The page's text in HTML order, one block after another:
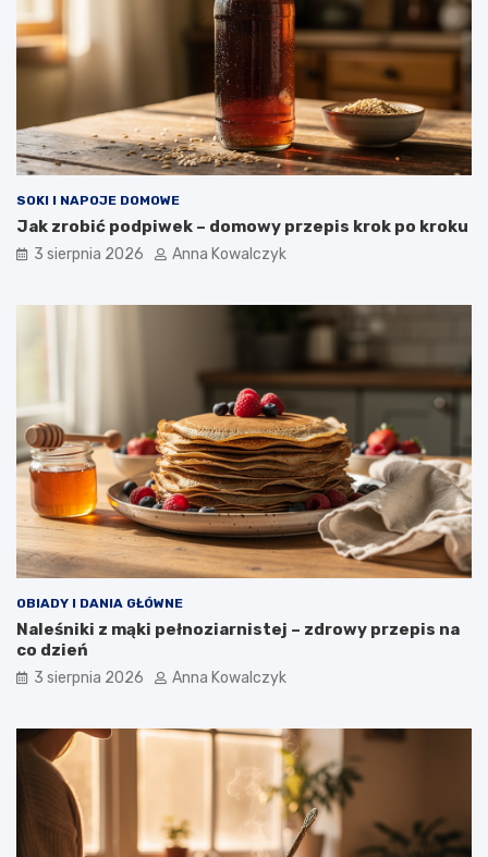
SOKI I NAPOJE DOMOWE
Jak zrobić podpiwek – domowy przepis krok po kroku
3 sierpnia 2026 Anna Kowalczyk
OBIADY I DANIA GŁÓWNE
Naleśniki z mąki pełnoziarnistej – zdrowy przepis na
co dzień
3 sierpnia 2026 Anna Kowalczyk